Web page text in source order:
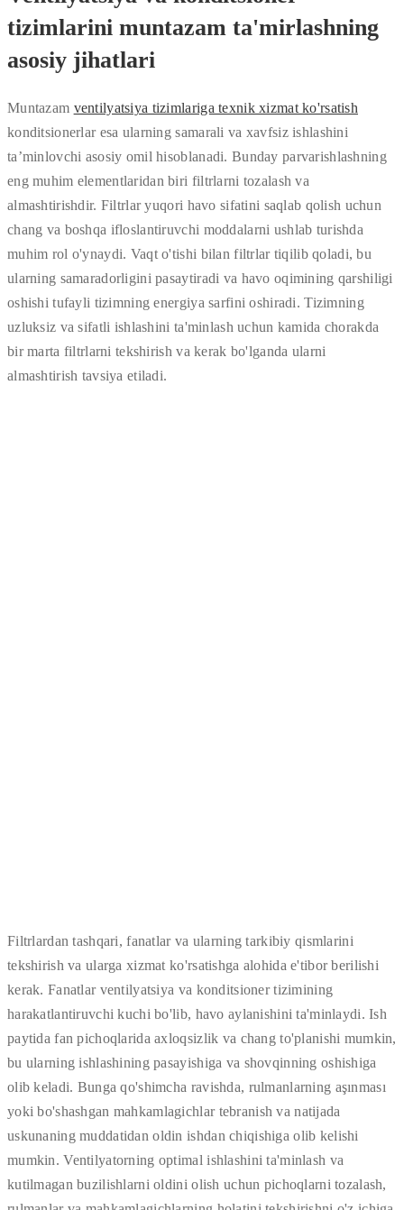
tizimlarini muntazam ta'mirlashning
asosiy jihatlari
Muntazam ventilyatsiya tizimlariga texnik xizmat ko'rsatish
konditsionerlar esa ularning samarali va xavfsiz ishlashini
ta’minlovchi asosiy omil hisoblanadi. Bunday parvarishlashning
eng muhim elementlaridan biri filtrlarni tozalash va
almashtirishdir. Filtrlar yuqori havo sifatini saqlab qolish uchun
chang va boshqa ifloslantiruvchi moddalarni ushlab turishda
muhim rol o'ynaydi. Vaqt o'tishi bilan filtrlar tiqilib qoladi, bu
ularning samaradorligini pasaytiradi va havo oqimining qarshiligi
oshishi tufayli tizimning energiya sarfini oshiradi. Tizimning
uzluksiz va sifatli ishlashini ta'minlash uchun kamida chorakda
bir marta filtrlarni tekshirish va kerak bo'lganda ularni
almashtirish tavsiya etiladi.
Filtrlardan tashqari, fanatlar va ularning tarkibiy qismlarini
tekshirish va ularga xizmat ko'rsatishga alohida e'tibor berilishi
kerak. Fanatlar ventilyatsiya va konditsioner tizimining
harakatlantiruvchi kuchi bo'lib, havo aylanishini ta'minlaydi. Ish
paytida fan pichoqlarida axloqsizlik va chang to'planishi mumkin,
bu ularning ishlashining pasayishiga va shovqinning oshishiga
olib keladi. Bunga qo'shimcha ravishda, rulmanlarning aşınması
yoki bo'shashgan mahkamlagichlar tebranish va natijada
uskunaning muddatidan oldin ishdan chiqishiga olib kelishi
mumkin. Ventilyatorning optimal ishlashini ta'minlash va
kutilmagan buzilishlarni oldini olish uchun pichoqlarni tozalash,